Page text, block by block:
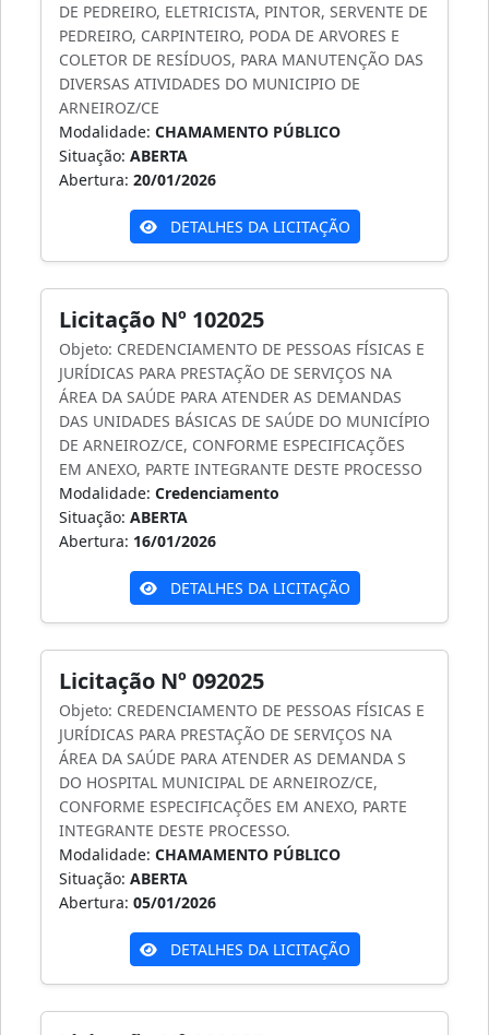
DE PEDREIRO, ELETRICISTA, PINTOR, SERVENTE DE
PEDREIRO, CARPINTEIRO, PODA DE ARVORES E
COLETOR DE RESÍDUOS, PARA MANUTENÇÃO DAS
DIVERSAS ATIVIDADES DO MUNICIPIO DE
ARNEIROZ/CE
Modalidade: CHAMAMENTO PÚBLICO
Situação: ABERTA
Abertura: 20/01/2026
DETALHES DA LICITAÇÃO
Licitação Nº 102025
Objeto: CREDENCIAMENTO DE PESSOAS FÍSICAS E
JURÍDICAS PARA PRESTAÇÃO DE SERVIÇOS NA
ÁREA DA SAÚDE PARA ATENDER AS DEMANDAS
DAS UNIDADES BÁSICAS DE SAÚDE DO MUNICÍPIO
DE ARNEIROZ/CE, CONFORME ESPECIFICAÇÕES
EM ANEXO, PARTE INTEGRANTE DESTE PROCESSO
Modalidade: Credenciamento
Situação: ABERTA
Abertura: 16/01/2026
DETALHES DA LICITAÇÃO
Licitação Nº 092025
Objeto: CREDENCIAMENTO DE PESSOAS FÍSICAS E
JURÍDICAS PARA PRESTAÇÃO DE SERVIÇOS NA
ÁREA DA SAÚDE PARA ATENDER AS DEMANDA S
DO HOSPITAL MUNICIPAL DE ARNEIROZ/CE,
CONFORME ESPECIFICAÇÕES EM ANEXO, PARTE
INTEGRANTE DESTE PROCESSO.
Modalidade: CHAMAMENTO PÚBLICO
Situação: ABERTA
Abertura: 05/01/2026
DETALHES DA LICITAÇÃO